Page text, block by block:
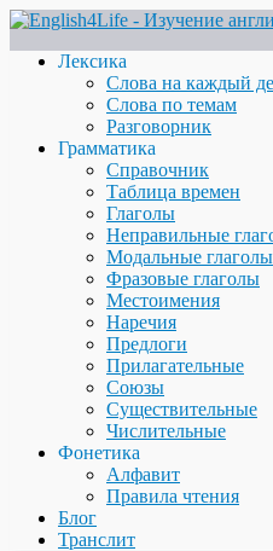
Лексика
Слова на каждый
Слова по темам
Разговорник
Грамматика
Справочник
Таблица времен
Глаголы
Неправильные
Модальные глаголы
Фразовые глаголы
Местоимения
Наречия
Предлоги
Прилагательные
Союзы
Существительные
Числительные
Фонетика
Алфавит
Правила чтения
Блог
Транслит